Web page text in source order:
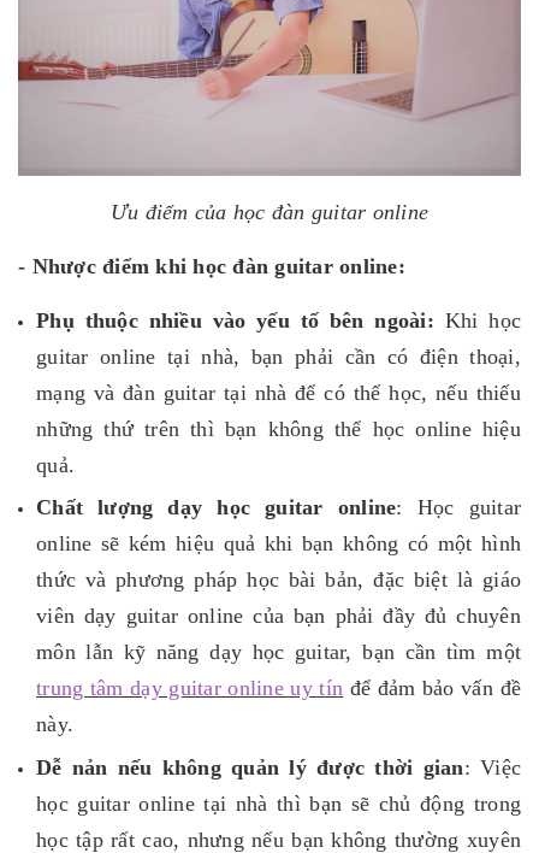
Ưu điểm của học đàn guitar online
- Nhược điểm khi học đàn guitar online:
Phụ thuộc nhiều vào yếu tố bên ngoài: Khi học
guitar online tại nhà, bạn phải cần có điện thoại,
mạng và đàn guitar tại nhà để có thể học, nếu thiếu
những thứ trên thì bạn không thể học online hiệu
quả.
Chất lượng dạy học guitar online: Học guitar
online sẽ kém hiệu quả khi bạn không có một hình
thức và phương pháp học bài bản, đặc biệt là giáo
viên dạy guitar online của bạn phải đầy đủ chuyên
môn lẫn kỹ năng dạy học guitar, bạn cần tìm một
trung tâm dạy guitar online uy tín để đảm bảo vấn đề
này.
Dễ nản nếu không quản lý được thời gian: Việc
học guitar online tại nhà thì bạn sẽ chủ động trong
học tập rất cao, nhưng nếu bạn không thường xuyên